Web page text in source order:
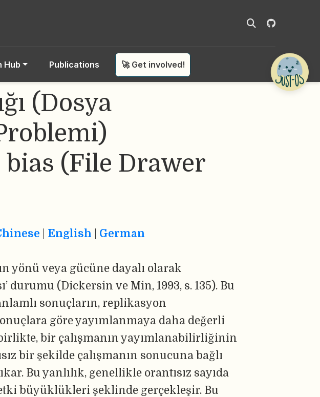
Hub Publications 🚀 Get involved!
(Dosya
bias (File Drawer
English German
yönü veya gücüne dayalı olarak
durumu (Dickersin ve Min, 1993, s. 135). Bu
sonuçların, replikasyon
göre yayımlanmaya daha değerli
bir çalışmanın yayımlanabilirliğinin
bir şekilde çalışmanın sonucuna bağlı
Bu yanlılık, genellikle orantısız sayıda
büyüklükleri şeklinde gerçekleşir. Bu